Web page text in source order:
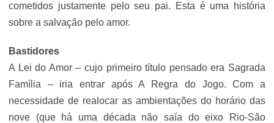
cometidos justamente pelo seu pai. Esta é uma história
sobre a salvação pelo amor.
Bastidores
A Lei do Amor – cujo primeiro título pensado era Sagrada
Família – iria entrar após A Regra do Jogo. Com a
necessidade de realocar as ambientações do horário das
nove (que há uma década não saía do eixo Rio-São